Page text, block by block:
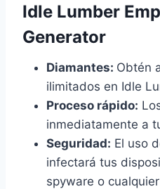
Idle Lumber
Generator
Diamantes: Obtén
ilimitados en Idle
Proceso rápido:
inmediatamente a
Seguridad: El uso
infectará tus
spyware o